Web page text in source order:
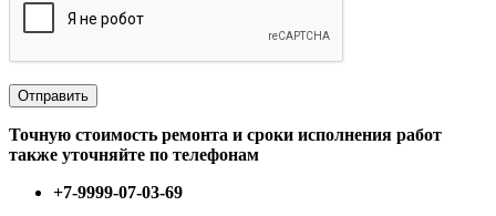
Точную стоимость ремонта и сроки исполнения работ
также уточняйте по телефонам
+7-9999-07-03-69